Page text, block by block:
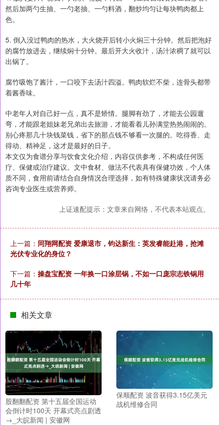
然后加两勺生抽、一勺老抽、一勺料酒，翻炒均匀让每块鸭肉都上
色。
5. 倒入没过鸭肉的热水，大火烧开后转小火焖三十分钟。然后把泡好
的腐竹放进去，继续焖十分钟。最后开大火收汁，汤汁浓稠了就可以
出锅了。
腐竹吸饱了酱汁，一口咬下去汤汁四溢。鸭肉软烂不柴，连骨头都带
着酱香味。
中老年人对自己好一点，真不是矫情。腿脚有劲了，才能去公园遛
弯，才能跟老姐妹老兄弟出去旅游，才能看着儿孙满堂热热闹闹的。
别心疼那几十块钱菜钱，省下的那点钱不够看一次腿的。吃得香、走
得动、精神足，这才是最好的日子。
本文仅为食谱分享与饮食文化介绍，内容仅供参考，不构成任何医
疗、保健或治疗建议。文中食材、做法不代表具有保健功效，个人体
质不同，食用前请结合自身情况合理选择，如有特殊健康状况请务必
咨询专业医生或营养师。
上证速配提示：文章来自网络，不代表本站观点。
上一篇： 同翔网配资 爱康退市，钧达新生：英发睿能赴港，抢滩
光伏专业化的身位？
下一篇： 操盘宝配资 一年换一口涂层锅，不如一口庞宗志铁锅用
几十年
相关文章
股翻翻配资 第十五届全国运动
会倒计时100天 开幕式亮点剧透
→_大皖新闻 | 安徽网
保顺配资 波音获得3.15亿美元
战机维修合同